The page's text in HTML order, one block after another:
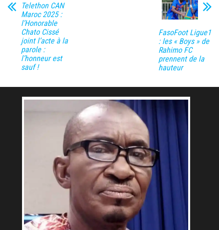
Telethon CAN
Maroc 2025 :
l’Honorable
Chato Cissé
joint l’acte à la
parole :
l’honneur est
sauf !
FasoFoot Ligue1
: les « Boys » de
Rahimo FC
prennent de la
hauteur